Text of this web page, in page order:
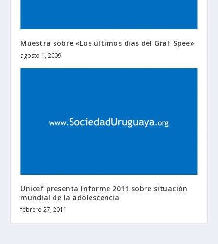
Muestra sobre «Los últimos días del Graf Spee»
agosto 1, 2009
Unicef presenta Informe 2011 sobre situación
mundial de la adolescencia
febrero 27, 2011